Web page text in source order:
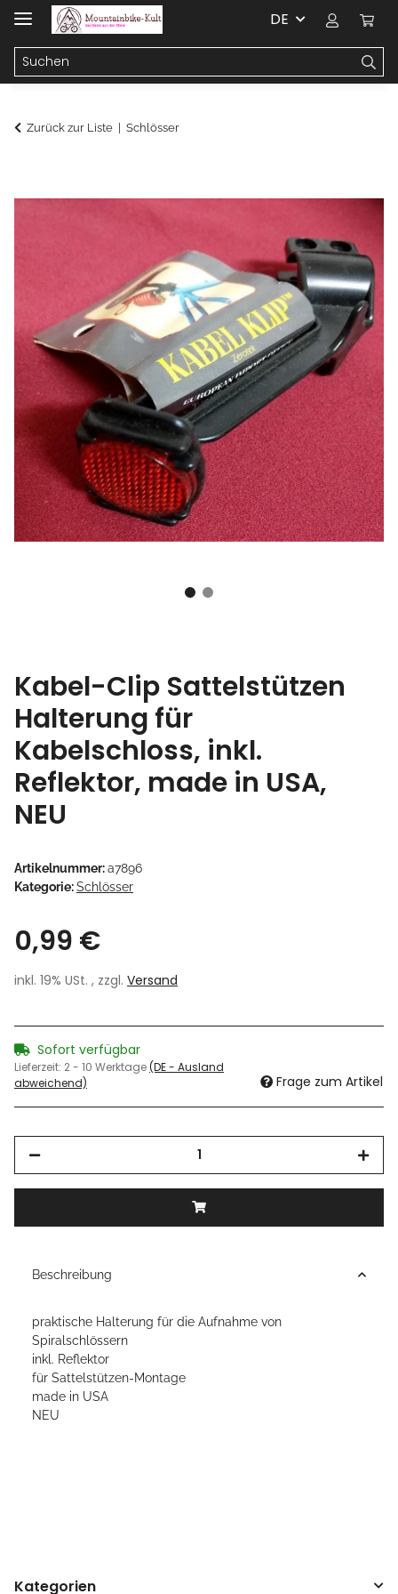
DE
Zurück zur Liste Schlösser
Kabel-Clip Sattelstützen
Halterung für
Kabelschloss, inkl.
Reflektor, made in USA,
NEU
Artikelnummer:a7896
Kategorie:Schlösser
0,99 €
inkl. 19% USt. , zzgl. Versand
Sofort verfügbar
Lieferzeit: 2 - 10 Werktage(DE - Ausland
abweichend)
Frage zum Artikel
Beschreibung
praktische Halterung für die Aufnahme von
Spiralschlössern
inkl. Reflektor
für Sattelstützen-Montage
made in USA
NEU
Kategorien